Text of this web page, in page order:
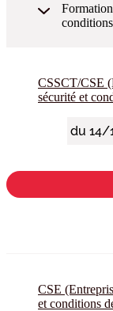
CSSCT/CSE
sécurité et
CSE
et conditions